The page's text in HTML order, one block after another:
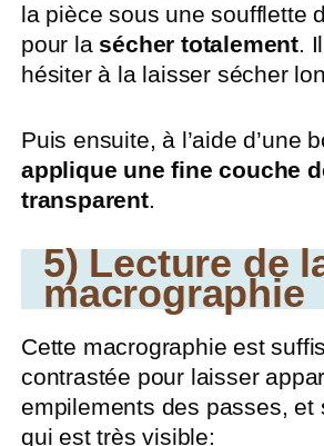
la pièce sous une soufflette
pour la sécher totalement.
hésiter à la laisser sécher
Puis ensuite, à l’aide d’une
applique une fine couche
transparent.
5) Lecture de
macrographie
Cette macrographie est
contrastée pour laisser
empilements des passes, et
qui est très visible: